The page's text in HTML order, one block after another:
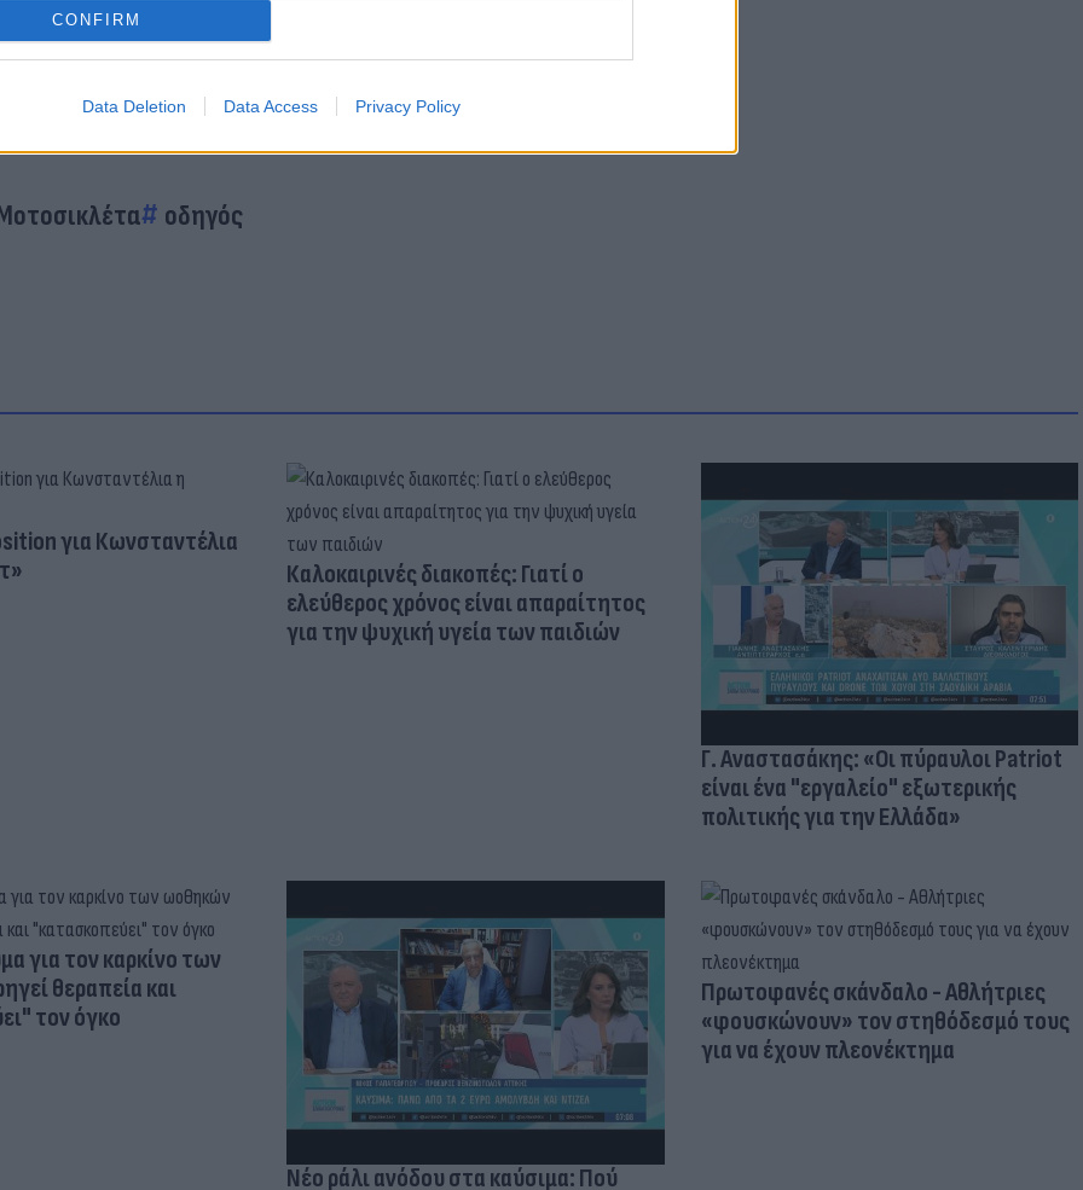
CONFIRM
Data Deletion Data Access Privacy Policy
και έπεσε σε παρκαρισμένα αυτοκίνητα
εποχής, λουλούδια και ζωντανή μουσική
οδηγός
για Κωνσταντέλια
Καλοκαιρινές διακοπές: Γιατί ο
ελεύθερος χρόνος είναι απαραίτητος
για την ψυχική υγεία των παιδιών
Γ. Αναστασάκης: «Οι πύραυλοι Patriot
είναι ένα "εργαλείο" εξωτερικής
πολιτικής για την Ελλάδα»
για τον καρκίνο των
θεραπεία και
τον όγκο
Νέο ράλι ανόδου στα καύσιμα: Πού
Πρωτοφανές σκάνδαλο - Aθλήτριες
«φουσκώνουν» τον στηθόδεσμό τους
για να έχουν πλεονέκτημα